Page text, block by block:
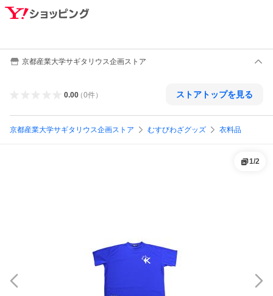
京都産業大学サギタリウス企画ストア
0.00（0件） ストアトップを見る
京都産業大学サギタリウス企画ストア むすびわざグッズ 衣料品
1/2